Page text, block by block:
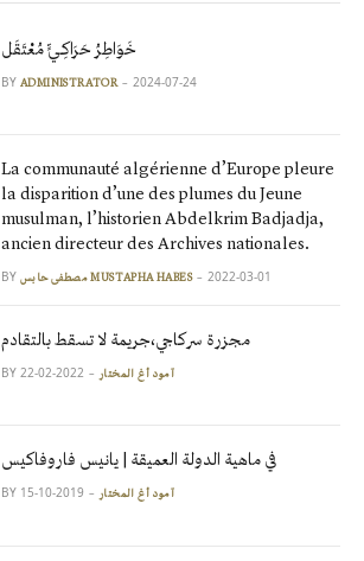
خَوَاطِرُ حَرَاكِـيٍّ مُعْتَقَل
BY ADMINISTRATOR 2024-07-24
La communauté algérienne d’Europe pleure
la disparition d’une des plumes du Jeune
musulman, l’historien Abdelkrim Badjadja,
ancien directeur des Archives nationales.
BY مصطفى حابس MUSTAPHA HABES 2022-03-01
مجزرة سركاجي،جريمة لا تسقط بالتقادم
BY آمود أغ المختار 2022-02-22
في ماهية الدولة العميقة | يانيس فاروفاكيس
BY آمود أغ المختار 2019-10-15